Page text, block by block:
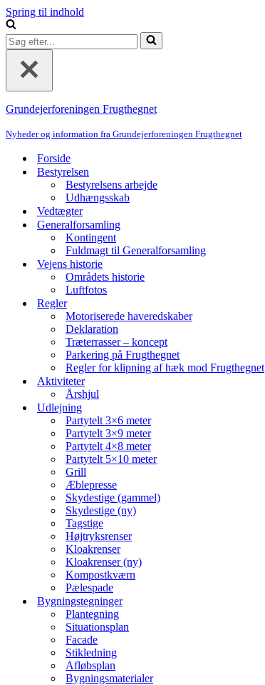
Spring til indhold
Søg
efter...
Grundejerforeningen Frugthegnet
Nyheder og information fra Grundejerforeningen Frugthegnet
Forside
Bestyrelsen
Bestyrelsens arbejde
Udhængsskab
Vedtægter
Generalforsamling
Kontingent
Fuldmagt til Generalforsamling
Vejens historie
Områdets historie
Luftfotos
Regler
Motoriserede haveredskaber
Deklaration
Træterrasser – koncept
Parkering på Frugthegnet
Regler for klipning af hæk mod Frugthegnet
Aktiviteter
Årshjul
Udlejning
Partytelt 3×6 meter
Partytelt 3×9 meter
Partytelt 4×8 meter
Partytelt 5×10 meter
Grill
Æblepresse
Skydestige (gammel)
Skydestige (ny)
Tagstige
Højtryksrenser
Kloakrenser
Kloakrenser (ny)
Kompostkværn
Pælespade
Bygningstegninger
Plantegning
Situationsplan
Facade
Stikledning
Afløbsplan
Bygningsmaterialer